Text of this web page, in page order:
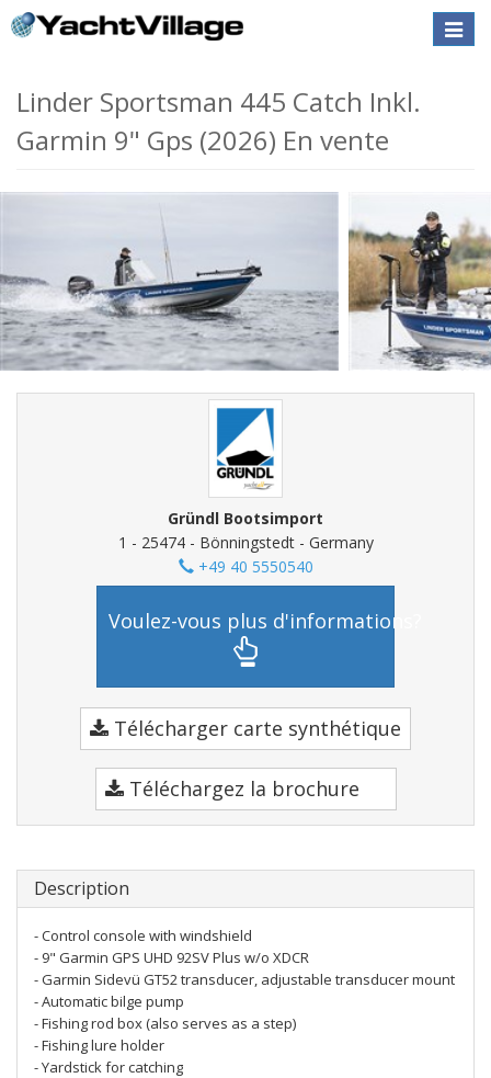
Toggle
Linder Sportsman 445 Catch Inkl.
Garmin 9" Gps (2026) En vente
Gründl Bootsimport
1 - 25474 - Bönningstedt - Germany
+49 40 5550540
Voulez-vous plus d'informations?
Télécharger carte synthétique
Téléchargez la brochure
Description
- Control console with windshield
- 9" Garmin GPS UHD 92SV Plus w/o XDCR
- Garmin Sidevü GT52 transducer, adjustable transducer mount
- Automatic bilge pump
- Fishing rod box (also serves as a step)
- Fishing lure holder
- Yardstick for catching